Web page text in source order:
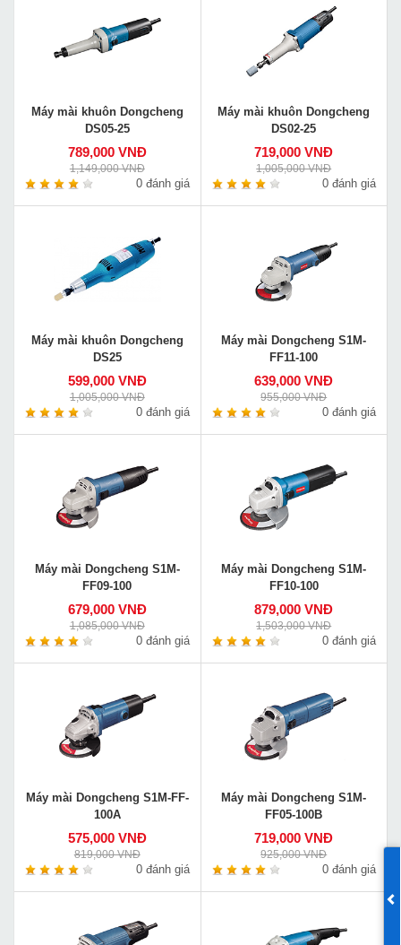
Máy mài khuôn Dongcheng
DS05-25
789,000 VNĐ
1,149,000 VNĐ
0 đánh giá
Máy mài khuôn Dongcheng
DS02-25
719,000 VNĐ
1,005,000 VNĐ
0 đánh giá
Máy mài khuôn Dongcheng
DS25
599,000 VNĐ
1,005,000 VNĐ
0 đánh giá
Máy mài Dongcheng S1M-
FF11-100
639,000 VNĐ
955,000 VNĐ
0 đánh giá
Máy mài Dongcheng S1M-
FF09-100
679,000 VNĐ
1,085,000 VNĐ
0 đánh giá
Máy mài Dongcheng S1M-
FF10-100
879,000 VNĐ
1,503,000 VNĐ
0 đánh giá
Máy mài Dongcheng S1M-FF-
100A
575,000 VNĐ
819,000 VNĐ
0 đánh giá
Máy mài Dongcheng S1M-
FF05-100B
719,000 VNĐ
925,000 VNĐ
0 đánh giá